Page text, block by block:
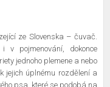
ze Slovenska – čuvač.
v pojmenování, dokonce
jednoho plemene a nebo
jejich úplnému rozdělení a
psa, které se podobá na